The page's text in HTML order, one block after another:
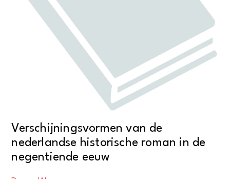
Verschijningsvormen van de
nederlandse historische roman in de
negentiende eeuw